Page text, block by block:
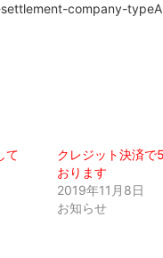
company-
て
クレジット決済で
おります
2019年11月8日
お知らせ